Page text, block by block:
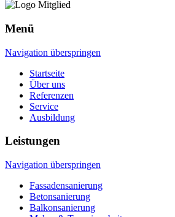
Menü
Navigation überspringen
Startseite
Über uns
Referenzen
Service
Ausbildung
Leistungen
Navigation überspringen
Fassadensanierung
Betonsanierung
Balkonsanierung